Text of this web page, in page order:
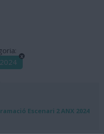
x
Escenari 2 ANX 2024